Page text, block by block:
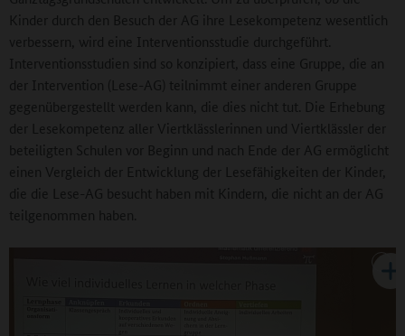
Kinder durch den Besuch der AG ihre Lesekompetenz wesentlich
verbessern, wird eine Interventionsstudie durchgeführt.
Interventionsstudien sind so konzipiert, dass eine Gruppe, die an
der Intervention (Lese-AG) teilnimmt einer anderen Gruppe
gegenübergestellt werden kann, die dies nicht tut. Die Erhebung
der Lesekompetenz aller Viertklässlerinnen und Viertklässler der
beteiligten Schulen vor Beginn und nach Ende der AG ermöglicht
einen Vergleich der Entwicklung der Lesefähigkeiten der Kinder,
die die Lese-AG besucht haben mit Kindern, die nicht an der AG
teilgenommen haben.